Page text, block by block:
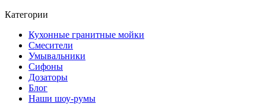
Категории
Кухонные гранитные мойки
Смесители
Умывальники
Сифоны
Дозаторы
Блог
Наши шоу-румы